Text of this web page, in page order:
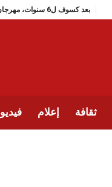
بعد كسوف ل6 سنوات، مهرجان طبرقة للجاز يعود (من 2 الى 9 جويلية 2026)
ثقافة إعلام فيديو